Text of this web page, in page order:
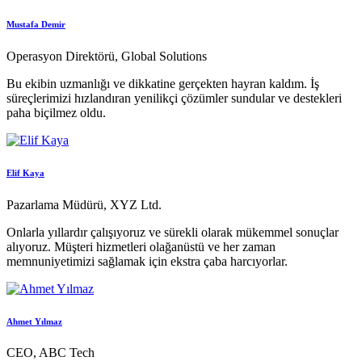
Mustafa Demir
Operasyon Direktörü, Global Solutions
Bu ekibin uzmanlığı ve dikkatine gerçekten hayran kaldım. İş
süreçlerimizi hızlandıran yenilikçi çözümler sundular ve destekleri
paha biçilmez oldu.
Elif Kaya
Pazarlama Müdürü, XYZ Ltd.
Onlarla yıllardır çalışıyoruz ve sürekli olarak mükemmel sonuçlar
alıyoruz. Müşteri hizmetleri olağanüstü ve her zaman
memnuniyetimizi sağlamak için ekstra çaba harcıyorlar.
Ahmet Yılmaz
CEO, ABC Tech